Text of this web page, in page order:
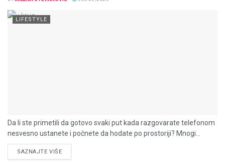
LIFESTYLE
Da li ste primetili da gotovo svaki put kada razgovarate telefonom
nesvesno ustanete i počnete da hodate po prostoriji? Mnogi...
SAZNAJTE VIŠEDETAILS